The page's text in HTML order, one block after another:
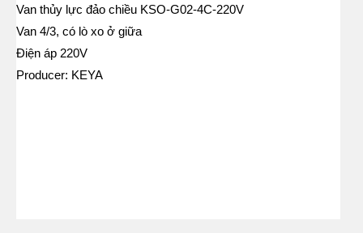
Van thủy lực đảo chiều KSO-G02-4C-220V
Van 4/3, có lò xo ở giữa
Điện áp 220V
Producer: KEYA